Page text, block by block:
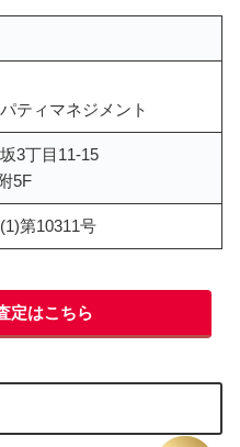
ティマネジメント
3丁目11-15
5F
第10311号
定はこちら